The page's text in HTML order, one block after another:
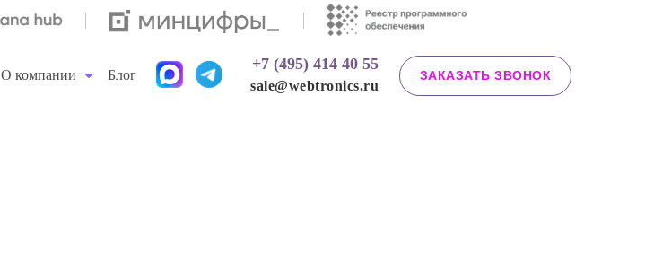
О компании Блог
sale@webtronics.ru
+7 (495) 414 40 55
ЗАКАЗАТЬ ЗВОНОК
+7 (495) 414 40 55